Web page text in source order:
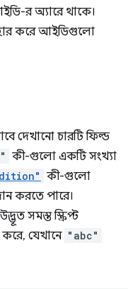
র অ্যারে থাকে।
করে আইডিগুলো
দেখানো চারটি ফিল্ড
কী-গুলো একটি সংখ্যা
কী-গুলো
করতে পারে।
সমস্ত স্ক্রিপ্ট
যেখানে "abc"